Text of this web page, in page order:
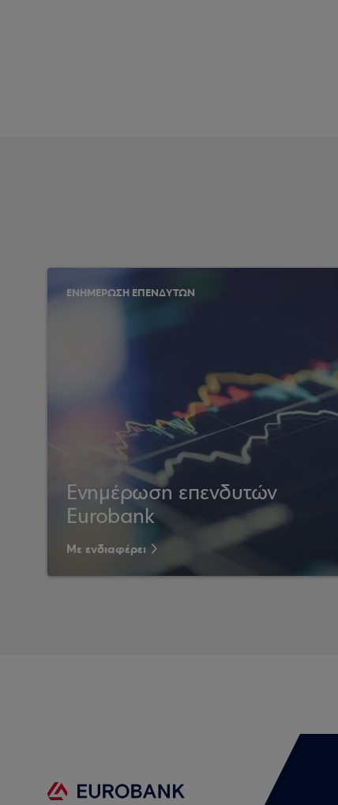
ΕΝΗΜΕΡΩΣΗ ΕΠΕΝΔΥΤΩΝ
Ενημέρωση επενδυτών
Eurobank
Με ενδιαφέρει